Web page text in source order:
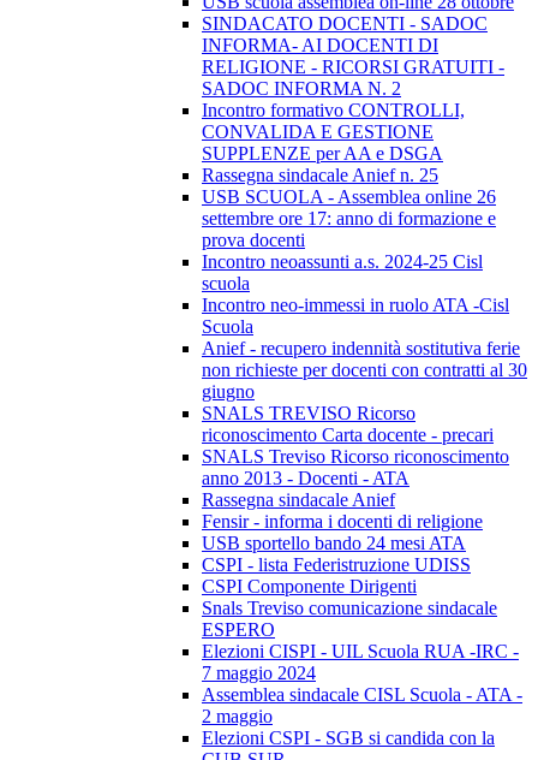
SINDACATO DOCENTI - SADOC
INFORMA- AI DOCENTI DI
RELIGIONE - RICORSI GRATUITI -
SADOC INFORMA N. 2
Incontro formativo CONTROLLI,
CONVALIDA E GESTIONE
SUPPLENZE per AA e DSGA
Rassegna sindacale Anief n. 25
USB SCUOLA - Assemblea online 26
settembre ore 17: anno di formazione e
prova docenti
Incontro neoassunti a.s. 2024-25 Cisl
scuola
Incontro neo-immessi in ruolo ATA -Cisl
Scuola
Anief - recupero indennità sostitutiva ferie
non richieste per docenti con contratti al 30
giugno
SNALS TREVISO Ricorso
riconoscimento Carta docente - precari
SNALS Treviso Ricorso riconoscimento
anno 2013 - Docenti - ATA
Rassegna sindacale Anief
Fensir - informa i docenti di religione
USB sportello bando 24 mesi ATA
CSPI - lista Federistruzione UDISS
CSPI Componente Dirigenti
Snals Treviso comunicazione sindacale
ESPERO
Elezioni CISPI - UIL Scuola RUA -IRC -
7 maggio 2024
Assemblea sindacale CISL Scuola - ATA -
2 maggio
Elezioni CSPI - SGB si candida con la